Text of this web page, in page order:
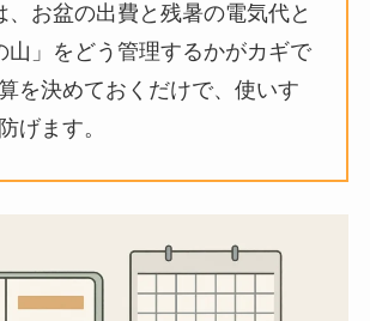
、お盆の出費と残暑の電気代と
山」をどう管理するかがカギで
を決めておくだけで、使いす
げます。